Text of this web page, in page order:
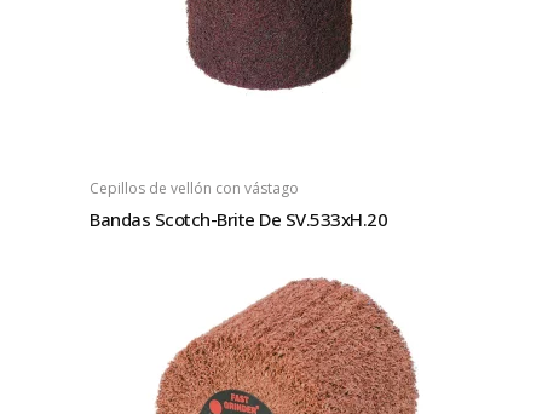
Cepillos de vellón con vástago
Bandas Scotch-Brite De SV.533xH.20